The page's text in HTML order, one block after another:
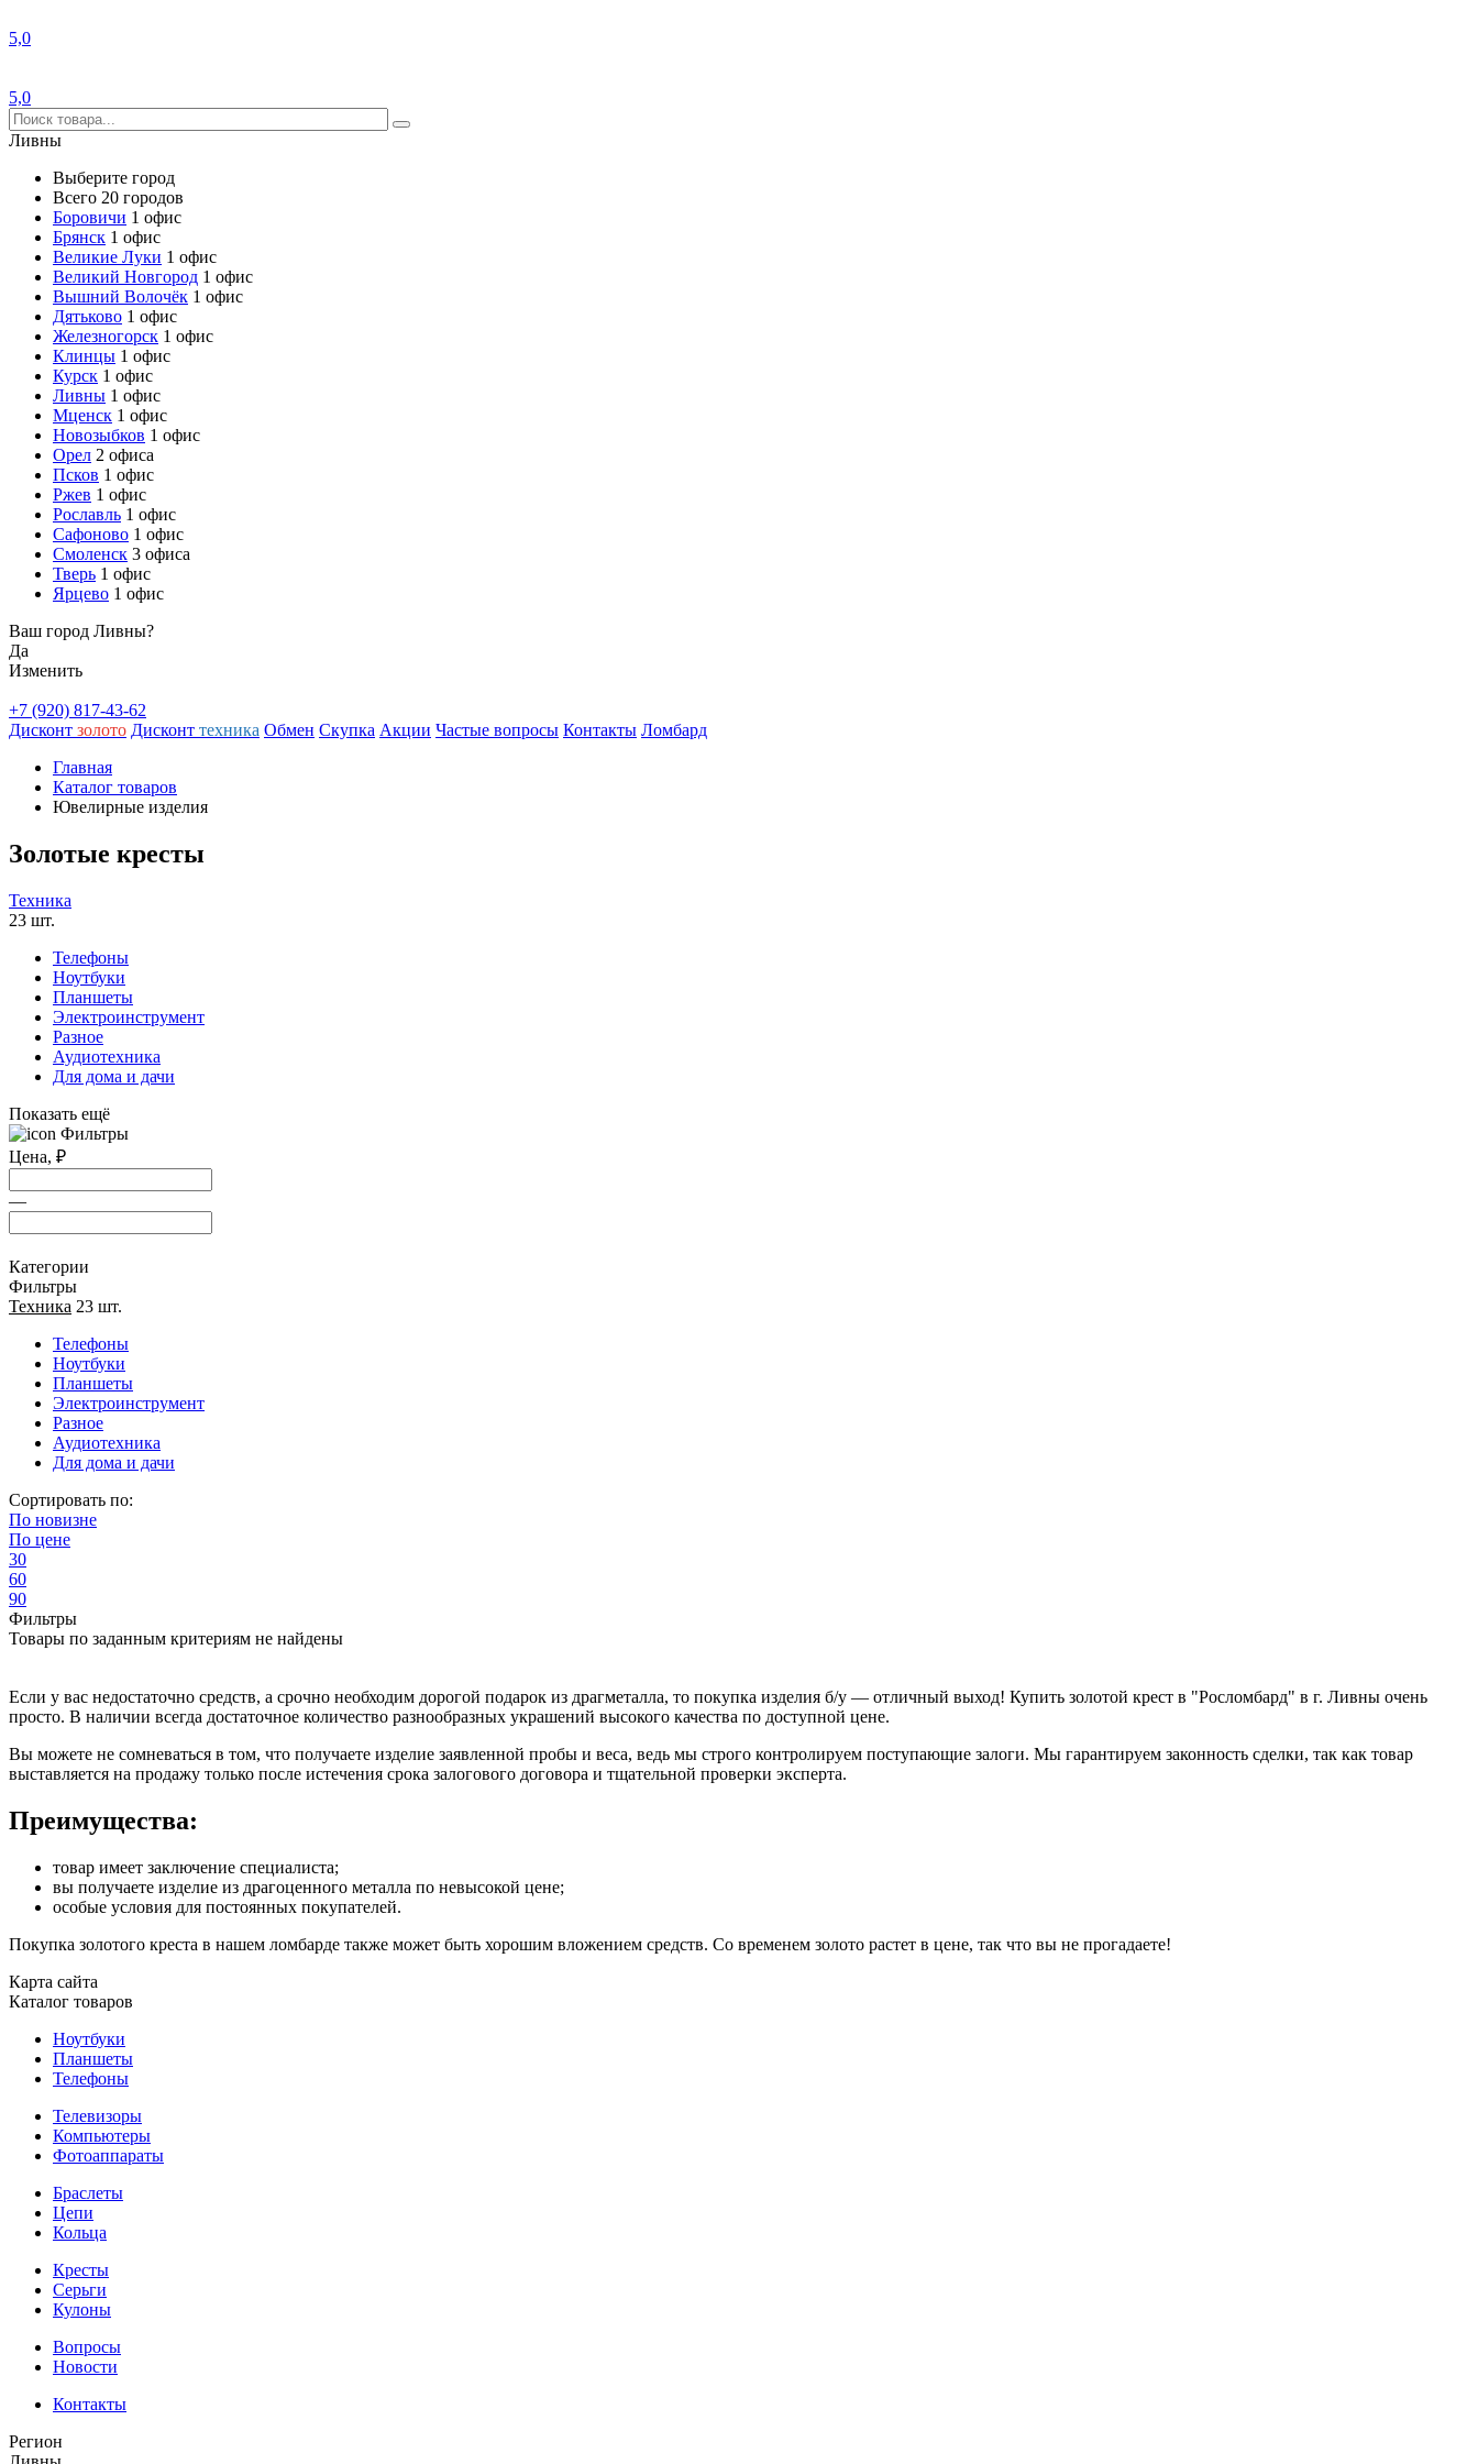
5,0
5,0
Ливны
Выберите город
Всего 20 городов
Боровичи 1 офис
Брянск 1 офис
Великие Луки 1 офис
Великий Новгород 1 офис
Вышний Волочёк 1 офис
Дятьково 1 офис
Железногорск 1 офис
Клинцы 1 офис
Курск 1 офис
Ливны 1 офис
Мценск 1 офис
Новозыбков 1 офис
Орел 2 офиса
Псков 1 офис
Ржев 1 офис
Рославль 1 офис
Сафоново 1 офис
Смоленск 3 офиса
Тверь 1 офис
Ярцево 1 офис
Ваш город Ливны?
Да
Изменить
+7 (920) 817-43-62
Дисконт золото Дисконт техника Обмен Скупка Акции Частые вопросы Контакты Ломбард
Главная
Каталог товаров
Ювелирные изделия
Золотые кресты
Техника
23 шт.
Телефоны
Ноутбуки
Планшеты
Электроинструмент
Разное
Аудиотехника
Для дома и дачи
Показать ещё
Фильтры
Цена, ₽
—
Категории
Фильтры
Техника 23 шт.
Телефоны
Ноутбуки
Планшеты
Электроинструмент
Разное
Аудиотехника
Для дома и дачи
Сортировать по:
По новизне
По цене
30
60
90
Фильтры
Товары по заданным критериям не найдены
Если у вас недостаточно средств, а срочно необходим дорогой подарок из драгметалла, то покупка изделия б/у — отличный выход! Купить золотой крест в "Росломбард" в г. Ливны очень
просто. В наличии всегда достаточное количество разнообразных украшений высокого качества по доступной цене.
Вы можете не сомневаться в том, что получаете изделие заявленной пробы и веса, ведь мы строго контролируем поступающие залоги. Мы гарантируем законность сделки, так как товар
выставляется на продажу только после истечения срока залогового договора и тщательной проверки эксперта.
Преимущества:
товар имеет заключение специалиста;
вы получаете изделие из драгоценного металла по невысокой цене;
особые условия для постоянных покупателей.
Покупка золотого креста в нашем ломбарде также может быть хорошим вложением средств. Со временем золото растет в цене, так что вы не прогадаете!
Карта сайта
Каталог товаров
Ноутбуки
Планшеты
Телефоны
Телевизоры
Компьютеры
Фотоаппараты
Браслеты
Цепи
Кольца
Кресты
Серьги
Кулоны
Вопросы
Новости
Контакты
Регион